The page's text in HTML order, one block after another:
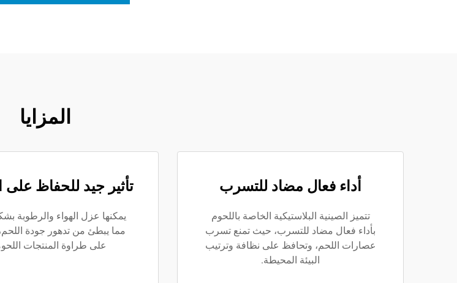
المزايا
أداء فعال مضاد للتسرب
تتميز الصينية البلاستيكية الخاصة باللحوم
بأداء فعال مضاد للتسرب، حيث تمنع تسرب
عصارات اللحم، وتحافظ على نظافة وترتيب
البيئة المحيطة.
تأثير جيد للحفاظ على
يمكنها عزل الهواء والرطوبة
مما يبطئ من تدهور جودة
على طراوة المنتجات